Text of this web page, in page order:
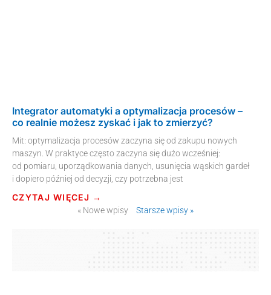
Integrator automatyki a optymalizacja procesów –
co realnie możesz zyskać i jak to zmierzyć?
Mit: optymalizacja procesów zaczyna się od zakupu nowych
maszyn. W praktyce często zaczyna się dużo wcześniej:
od pomiaru, uporządkowania danych, usunięcia wąskich gardeł
i dopiero później od decyzji, czy potrzebna jest
CZYTAJ WIĘCEJ →
« Nowe wpisy Starsze wpisy »